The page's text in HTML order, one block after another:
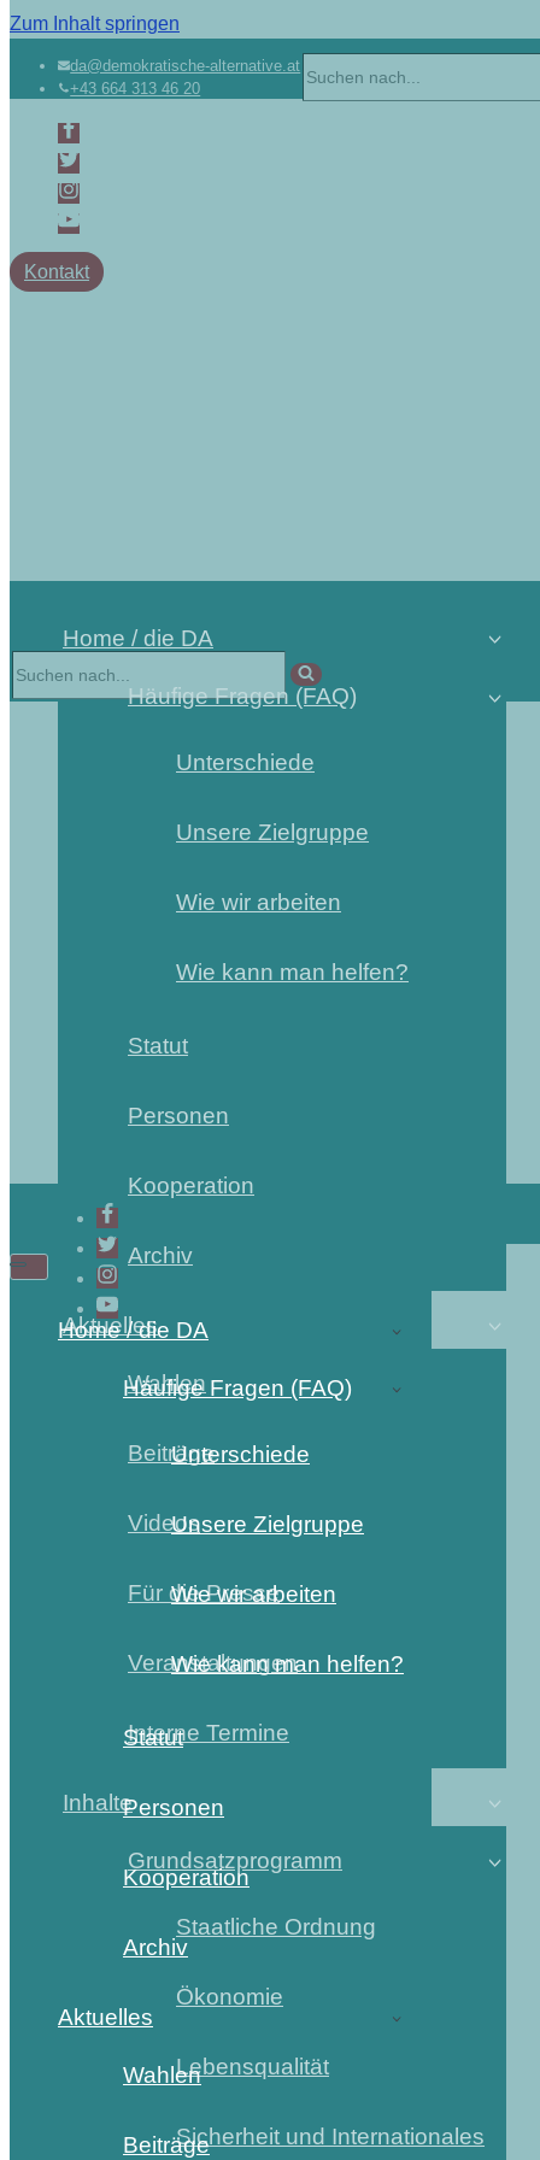
Zum Inhalt springen
da@demokratische-alternative.at
+43 664 313 46 20
Kontakt
Home / die DA
Häufige Fragen (FAQ)
Unterschiede
Unsere Zielgruppe
Wie wir arbeiten
Wie kann man helfen?
Statut
Personen
Kooperation
Archiv
Aktuelles
Wahlen
Beiträge
Videos
Für die Presse
Veranstaltungen
Interne Termine
Inhalte
Grundsatzprogramm
Staatliche Ordnung
Ökonomie
Lebensqualität
Sicherheit und Internationales
Home / die DA
Häufige Fragen (FAQ)
Unterschiede
Unsere Zielgruppe
Wie wir arbeiten
Wie kann man helfen?
Statut
Personen
Kooperation
Archiv
Aktuelles
Wahlen
Beiträge